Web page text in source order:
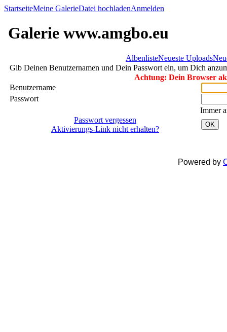
StartseiteMeine GalerieDatei hochladenAnmelden
Galerie www.amgbo.eu
AlbenlisteNeueste Uploads
Gib Deinen Benutzernamen und Dein Passwort ein, um Dich
Achtung: Dein Browser
Benutzername
Passwort
Immer
Passwort vergessen
Aktivierungs-Link nicht erhalten?
OK
Powered by